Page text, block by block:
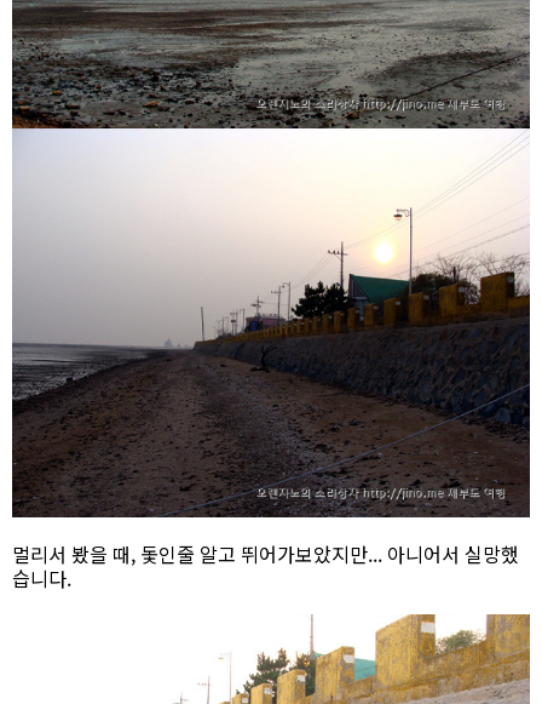
멀리서 봤을 때, 돛인줄 알고 뛰어가보았지만... 아니어서 실망했
습니다.